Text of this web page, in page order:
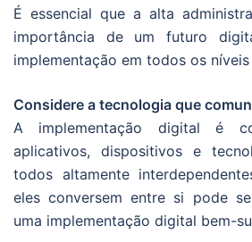
É essencial que a alta
importância de um futuro
implementação em todos os
Considere a tecnologia que
A implementação digital é
aplicativos, dispositivos e
todos altamente
eles conversem entre si pode
uma implementação digital bem-